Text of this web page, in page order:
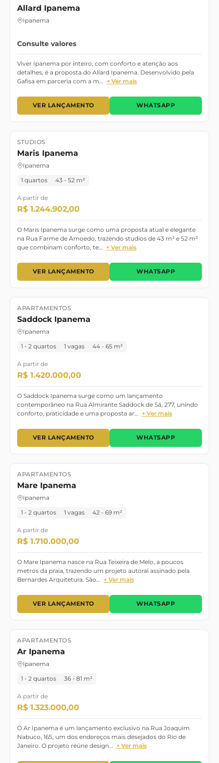
Allard Ipanema
Ipanema
Consulte valores
Viver Ipanema por inteiro, com conforto e atenção aos
detalhes, é a proposta do Allard Ipanema. Desenvolvido pela
Gafisa em parceria com a m… + Ver mais
VER LANÇAMENTO WHATSAPP
Lançamento
STUDIOS
Maris Ipanema
Ipanema
1 quartos 43 - 52 m²
A partir de
R$ 1.244.902,00
O Maris Ipanema surge como uma proposta atual e elegante
na Rua Farme de Amoedo, trazendo studios de 43 m² e 52 m²
que combinam conforto, te… + Ver mais
VER LANÇAMENTO WHATSAPP
Lançamento
APARTAMENTOS
Saddock Ipanema
Ipanema
1 - 2 quartos 1 vagas 44 - 65 m²
A partir de
R$ 1.420.000,00
O Saddock Ipanema surge como um lançamento
contemporâneo na Rua Almirante Saddock de Sá, 277, unindo
conforto, praticidade e uma proposta ar… + Ver mais
VER LANÇAMENTO WHATSAPP
Lançamento
APARTAMENTOS
Mare Ipanema
Ipanema
1 - 2 quartos 1 vagas 42 - 69 m²
A partir de
R$ 1.710.000,00
O Mare Ipanema nasce na Rua Teixeira de Melo, a poucos
metros da praia, trazendo um projeto autoral assinado pela
Bernardes Arquitetura. São… + Ver mais
VER LANÇAMENTO WHATSAPP
Lançamento
APARTAMENTOS
Ar Ipanema
Ipanema
1 - 2 quartos 36 - 81 m²
A partir de
R$ 1.323.000,00
O Ar Ipanema é um lançamento exclusivo na Rua Joaquim
Nabuco, 165, um dos endereços mais desejados do Rio de
Janeiro. O projeto reúne design… + Ver mais